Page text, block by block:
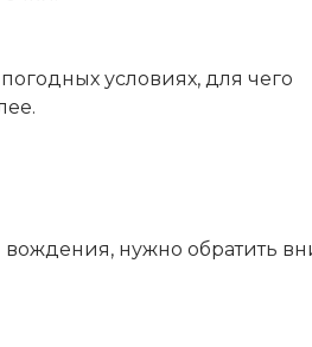
условиях, для чего
нужно обратить